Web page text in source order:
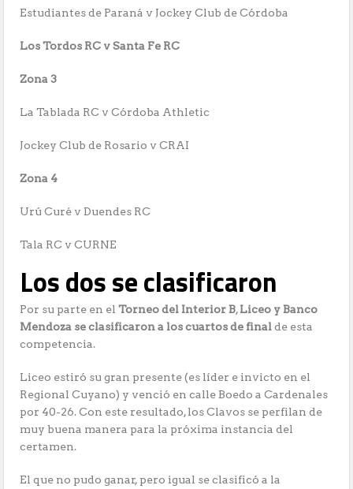
Estudiantes de Paraná v Jockey Club de Córdoba
Los Tordos RC v Santa Fe RC
Zona 3
La Tablada RC v Córdoba Athletic
Jockey Club de Rosario v CRAI
Zona 4
Urú Curé v Duendes RC
Tala RC v CURNE
Los dos se clasificaron
Por su parte en elTorneo del Interior B,Liceo y Banco
Mendoza se clasificaron a los cuartos de finalde esta
competencia.
Liceo estiró su gran presente (es líder e invicto en el
Regional Cuyano) y venció en calle Boedo a Cardenales
por 40-26. Con este resultado, los Clavos se perfilan de
muy buena manera para la próxima instancia del
certamen.
El que no pudo ganar, pero igual se clasificó a la